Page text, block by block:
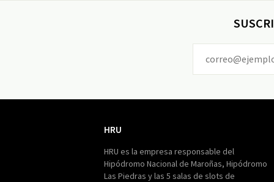
HRU
HRU es la empresa responsable del
Hipódromo Nacional de Maroñas, Hipódromo
Las Piedras y las 5 salas de slots de